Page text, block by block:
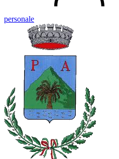
personale